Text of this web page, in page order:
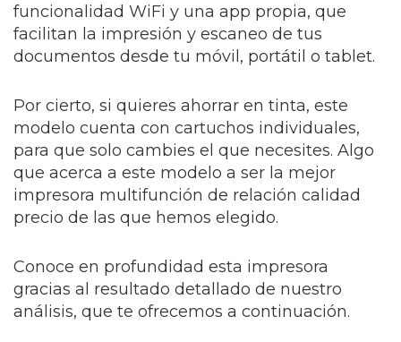
funcionalidad WiFi y una app propia, que
facilitan la impresión y escaneo de tus
documentos desde tu móvil, portátil o tablet.
Por cierto, si quieres ahorrar en tinta, este
modelo cuenta con cartuchos individuales,
para que solo cambies el que necesites. Algo
que acerca a este modelo a ser la mejor
impresora multifunción de relación calidad
precio de las que hemos elegido.
Conoce en profundidad esta impresora
gracias al resultado detallado de nuestro
análisis, que te ofrecemos a continuación.